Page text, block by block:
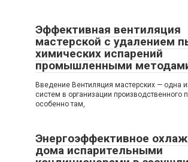
Эффективная вентиляция
мастерской с удалением
химических испарений
промышленными
Введение Вентиляция мастерских — одна
систем в организации производственного
особенно там,
Энергоэффективное
дома испарительными